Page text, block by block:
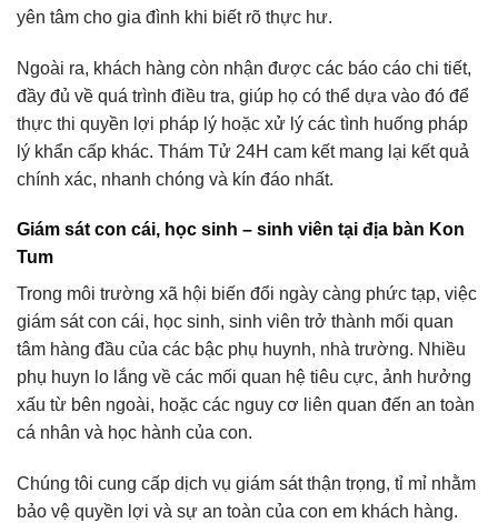
yên tâm cho gia đình khi biết rõ thực hư.
Ngoài ra, khách hàng còn nhận được các báo cáo chi tiết,
đầy đủ về quá trình điều tra, giúp họ có thể dựa vào đó để
thực thi quyền lợi pháp lý hoặc xử lý các tình huống pháp
lý khẩn cấp khác. Thám Tử 24H cam kết mang lại kết quả
chính xác, nhanh chóng và kín đáo nhất.
Giám sát con cái, học sinh – sinh viên tại địa bàn Kon
Tum
Trong môi trường xã hội biến đổi ngày càng phức tạp, việc
giám sát con cái, học sinh, sinh viên trở thành mối quan
tâm hàng đầu của các bậc phụ huynh, nhà trường. Nhiều
phụ huyn lo lắng về các mối quan hệ tiêu cực, ảnh hưởng
xấu từ bên ngoài, hoặc các nguy cơ liên quan đến an toàn
cá nhân và học hành của con.
Chúng tôi cung cấp dịch vụ giám sát thận trọng, tỉ mỉ nhằm
bảo vệ quyền lợi và sự an toàn của con em khách hàng.